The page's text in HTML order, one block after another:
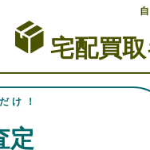
宅配買
け！
定